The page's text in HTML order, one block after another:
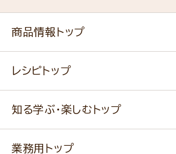
商品情報トップ
新商品・リニューアル商品
レシピトップ
知る学ぶ・楽しむトップ
業務用トップ